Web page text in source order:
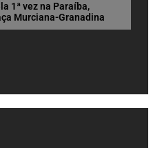
1ª vez na Paraíba,
Murciana-Granadina